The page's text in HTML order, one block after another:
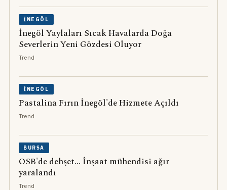
İNEGÖL
İnegöl Yaylaları Sıcak Havalarda Doğa
Severlerin Yeni Gözdesi Oluyor
Trend
İNEGÖL
Pastalina Fırın İnegöl'de Hizmete Açıldı
Trend
BURSA
OSB'de dehşet... İnşaat mühendisi ağır
yaralandı
Trend